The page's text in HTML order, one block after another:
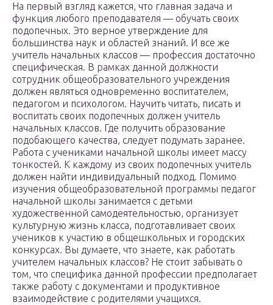
На первый взгляд кажется, что главная задача и
функция любого преподавателя — обучать своих
подопечных. Это верное утверждение для
большинства наук и областей знаний. И все же
учитель начальных классов — профессия достаточно
специфическая. В рамках данной должности
сотрудник общеобразовательного учреждения
должен являться одновременно воспитателем,
педагогом и психологом. Научить читать, писать и
воспитать своих подопечных должен учитель
начальных классов. Где получить образование
подобающего качества, следует подумать заранее.
Работа с учениками начальной школы имеет массу
тонкостей. К каждому из своих подопечных учитель
должен найти индивидуальный подход. Помимо
изучения общеобразовательной программы педагог
начальной школы занимается с детьми
художественной самодеятельностью, организует
культурную жизнь класса, подготавливает своих
учеников к участию в общешкольных и городских
конкурсах. Вы думаете, что знаете, как работать
учителем начальных классов? Не стоит забывать о
том, что специфика данной профессии предполагает
также работу с документами и продуктивное
взаимодействие с родителями учащихся.